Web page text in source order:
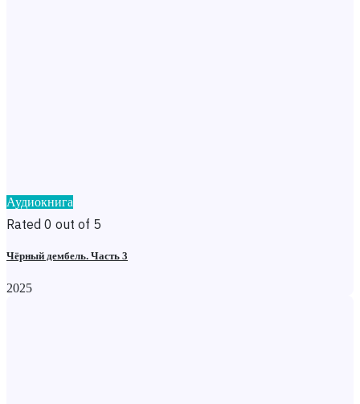
Аудиокнига
Rated 0 out of 5
Чёрный дембель. Часть 3
2025